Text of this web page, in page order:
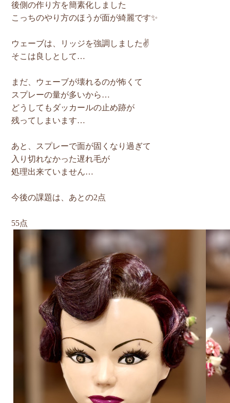
後側の作り方を簡素化しました
こっちのやり方のほうが面が綺麗です✨
ウェーブは、リッジを強調しました✌️
そこは良しとして…
まだ、ウェーブが壊れるのが怖くて
スプレーの量が多いから…
どうしてもダッカールの止め跡が
残ってしまいます…
あと、スプレーで面が固くなり過ぎて
入り切れなかった遅れ毛が
処理出来ていません…
今後の課題は、あとの2点
55点